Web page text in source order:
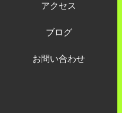
アクセス
ブログ
お問い合わせ